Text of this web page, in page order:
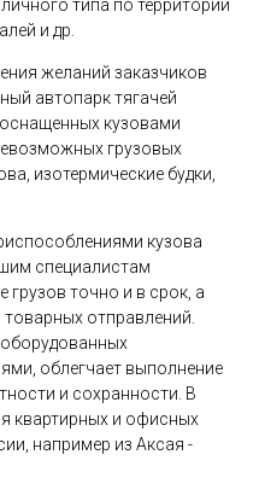
типа по территории
и др.
желаний заказчиков
автопарк тягачей
кузовами
грузовых
изотермические будки,
кузова
специалистам
грузов точно и в срок, а
отправлений.
облегчает выполнение
и сохранности. В
квартирных и офисных
например из Аксая -